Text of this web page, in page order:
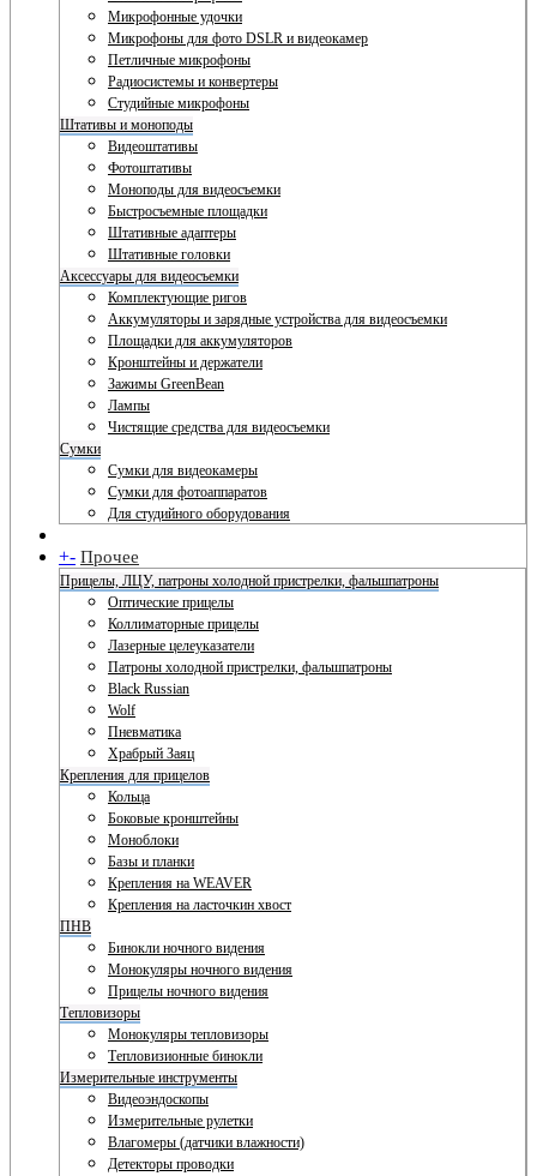
Микрофонные удочки
Микрофоны для фото DSLR и видеокамер
Петличные микрофоны
Радиосистемы и конвертеры
Студийные микрофоны
Штативы и моноподы
Видеоштативы
Фотоштативы
Моноподы для видеосъемки
Быстросъемные площадки
Штативные адаптеры
Штативные головки
Аксессуары для видеосъемки
Комплектующие ригов
Аккумуляторы и зарядные устройства для видеосъемки
Площадки для аккумуляторов
Кронштейны и держатели
Зажимы GreenBean
Лампы
Чистящие средства для видеосъемки
Сумки
Сумки для видеокамеры
Сумки для фотоаппаратов
Для студийного оборудования
+- Прочее
Прицелы, ЛЦУ, патроны холодной пристрелки, фальшпатроны
Оптические прицелы
Коллиматорные прицелы
Лазерные целеуказатели
Патроны холодной пристрелки, фальшпатроны
Black Russian
Wolf
Пневматика
Храбрый Заяц
Крепления для прицелов
Кольца
Боковые кронштейны
Моноблоки
Базы и планки
Крепления на WEAVER
Крепления на ласточкин хвост
ПНВ
Бинокли ночного видения
Монокуляры ночного видения
Прицелы ночного видения
Тепловизоры
Монокуляры тепловизоры
Тепловизионные бинокли
Измерительные инструменты
Видеоэндоскопы
Измерительные рулетки
Влагомеры (датчики влажности)
Детекторы проводки